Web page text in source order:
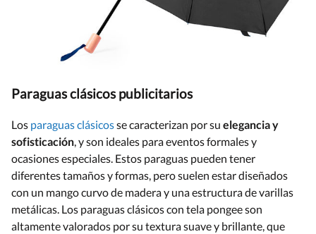
Paraguas clásicos publicitarios
Los paraguas clásicosse caracterizan por su elegancia y
sofisticación, y son ideales para eventos formales y
ocasiones especiales. Estos paraguas pueden tener
diferentes tamaños y formas, pero suelen estar diseñados
con un mango curvo de madera y una estructura de varillas
metálicas. Los paraguas clásicos con tela pongee son
altamente valorados por su textura suave y brillante, que